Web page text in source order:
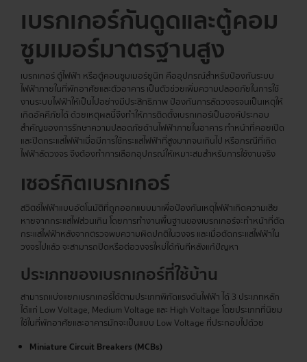
เบรกเกอร์กันดูดและตู้คอม
ซูมเมอร์มาตรฐานสูง
เบรกเกอร์ ตู้ไฟฟ้า หรือตู้คอนซูมเมอร์ยูนิท คืออุปกรณ์สำหรับป้องกันระบบ
ไฟฟ้าภายในที่พักอาศัยและตัวอาคาร เป็นตัวช่วยเพิ่มความปลอดภัยในการใช้
งานระบบไฟฟ้าให้เป็นไปอย่างมีประสิทธิภาพ ป้องกันการลัดวงจรจนเป็นเหตุให้
เกิดอัคคีภัยได้ ด้วยเหตุผลนี้จึงทำให้การติดตั้งเบรกเกอร์เป็นองค์ประกอบ
สำคัญของการรักษาความปลอดภัยด้านไฟฟ้าภายในอาคาร ทำหน้าที่คอยเปิด
และปิดกระแสไฟฟ้าเมื่อมีการใช้กระแสไฟฟ้าที่สูงมากจนเกินไป หรือกรณีที่เกิด
ไฟฟ้าลัดวงจร จึงต้องทำการเลือกอุปกรณ์ให้เหมาะสมสำหรับการใช้งานจริง
เซอร์กิตเบรกเกอร์
สวิตช์ไฟฟ้าแบบอัตโนมัติที่ถูกออกแบบมาเพื่อป้องกันเหตุไฟฟ้าเกิดความเสีย
หายจากกระแสไฟส่วนเกิน โดยการทำงานพื้นฐานของเบรกเกอร์จะทำหน้าที่ตัด
กระแสไฟฟ้าหลังจากตรวจพบความผิดปกติในวงจร และเมื่อตัดกระแสไฟฟ้าใน
วงจรไปแล้ว จะสามารถปิดหรือต่อวงจรใหม่ได้ทันทีหลังแก้ปัญหา
ประเภทของเบรกเกอร์ที่ใช้บ้าน
สามารถแบ่งแยกเบรกเกอร์ได้ตามประเภทพิกัดแรงดันไฟฟ้า ได้ 3 ประเภทหลัก
ได้แก่ Low Voltage, Medium Voltage และ High Voltage โดยประเภทที่นิยม
ใช้ในที่พักอาศัยและอาคารมักจะเป็นแบบ Low Voltage ที่ประกอบไปด้วย
Miniature Circuit Breakers (MCBs)